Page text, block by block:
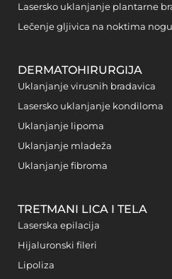
Lasersko uklanjanje plantarne
Lečenje gljivica na noktima nogu
DERMATOHIRURGIJA
Uklanjanje virusnih bradavica
Lasersko uklanjanje kondiloma
Uklanjanje lipoma
Uklanjanje mladeža
Uklanjanje fibroma
TRETMANI LICA I TELA
Laserska epilacija
Hijaluronski fileri
Lipoliza